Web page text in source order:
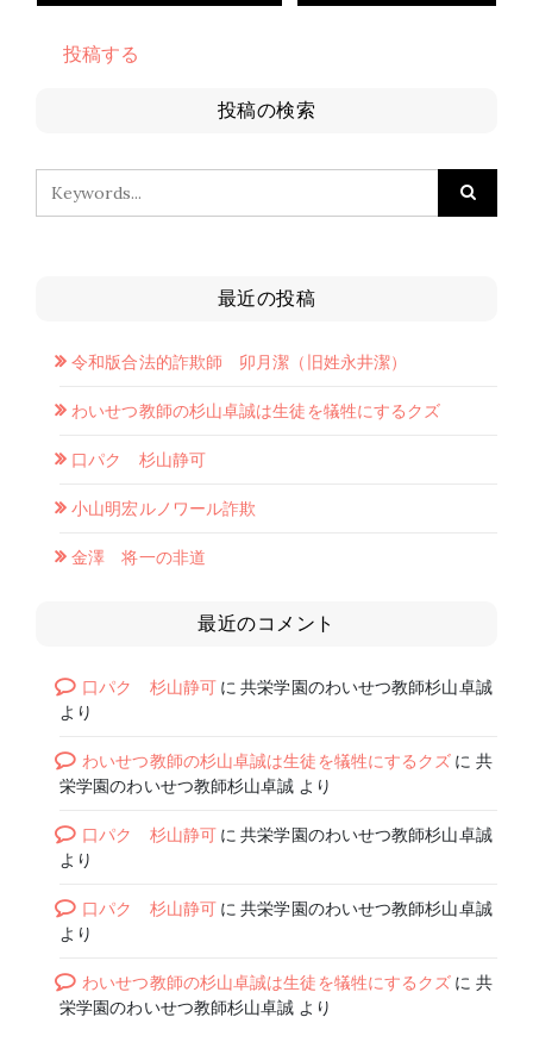
投稿する
投稿の検索
最近の投稿
令和版合法的詐欺師 卯月潔（旧姓永井潔）
わいせつ教師の杉山卓誠は生徒を犠牲にするクズ
口パク 杉山静可
小山明宏ルノワール詐欺
金澤 将一の非道
最近のコメント
口パク 杉山静可に共栄学園のわいせつ教師杉山卓誠
より
わいせつ教師の杉山卓誠は生徒を犠牲にするクズ に 共
栄学園のわいせつ教師杉山卓誠 より
口パク 杉山静可に共栄学園のわいせつ教師杉山卓誠
より
口パク 杉山静可に共栄学園のわいせつ教師杉山卓誠
より
わいせつ教師の杉山卓誠は生徒を犠牲にするクズ に 共
栄学園のわいせつ教師杉山卓誠 より